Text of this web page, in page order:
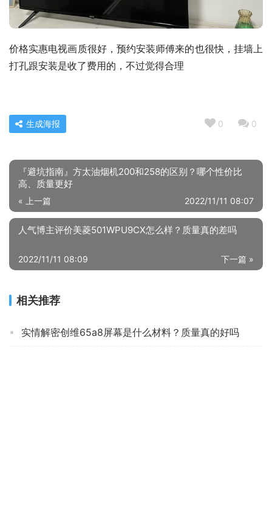
价格实惠电视画质很好，预约安装师傅来的也很快，挂墙上
打孔跟安装是收了费用的，不过觉得合理
0 0
生成海报
『避坑指南』方太油烟机200和258的区别？哪个性价比
高、质量更好
« 上一篇 2022/11/11 08:07
人气博主评价美菱501WPU9CX怎么样？质量真的差吗
下一篇 »
2022/11/11 08:09
相关推荐
实情解密创维65a8屏幕是什么材料？质量真的好吗